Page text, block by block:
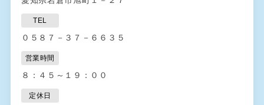
TEL
０５８７－３７－６６３５
営業時間
８：４５～１９：００
定休日